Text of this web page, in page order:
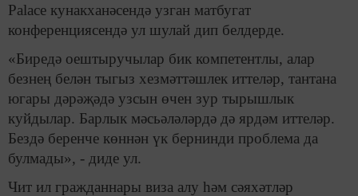
Palacе кунакханәсендә узган матбугат
конференциясендә ул шулай дип белдерде.
«Биредә оештыручылар бик компетентлы, алар
безнең белән тыгыз хезмәттәшлек иттеләр, тантана
югары дәрәҗәдә узсын өчен зур тырышлык
куйдылар. Барлык мәсьәләләрдә дә ярдәм иттеләр.
Бездә беренче көннән үк бернинди проблема да
булмады», - диде ул.
Чит ил гражданнары виза алу һәм сәяхәтләр